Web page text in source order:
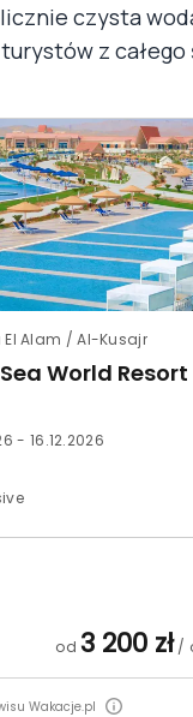
czysta
z całego
Alam / Al-Kusajr
- 16.12.2026
od 3 200 zł/
Wakacje.pl